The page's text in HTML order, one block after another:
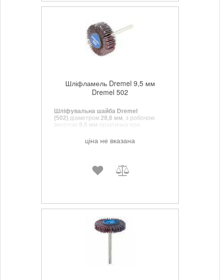
Шліфламель Dremel 9,5 мм
Dremel 502
Шліфувальна шайба Dremel
(502) діаметром 28,6 мм, з робочою
висотою 9,5 мм практична при
поверхонь металевих, дерев'яних і
пластмасових предметів.
ціна не вказана